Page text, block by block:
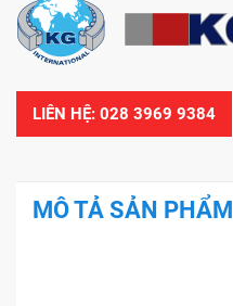
LIÊN HỆ: 028 3969 9384
MÔ TẢ SẢN PHẨM